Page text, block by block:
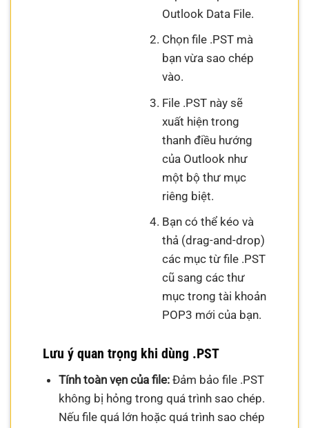
Outlook Data File.
Chọn file .PST mà
bạn vừa sao chép
vào.
File .PST này sẽ
xuất hiện trong
thanh điều hướng
của Outlook như
một bộ thư mục
riêng biệt.
Bạn có thể kéo và
thả (drag-and-drop)
các mục từ file .PST
cũ sang các thư
mục trong tài khoản
POP3 mới của bạn.
Lưu ý quan trọng khi dùng .PST
Tính toàn vẹn của file:Đảm bảo file .PST
không bị hỏng trong quá trình sao chép.
Nếu file quá lớn hoặc quá trình sao chép